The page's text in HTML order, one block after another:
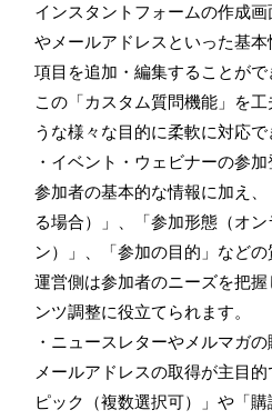
インスタントフォームの作成
やメールアドレスといった基
項目を追加・編集することがで
この「カスタム質問機能」を
うな様々な目的に柔軟に対応で
・イベント・ウェビナーの参加
参加者の基本的な情報に加え
る場合）」、「参加形態（オ
ン）」、「参加の目的」などの
運営側は参加者のニーズを把
ンツ調整に役立てられます。
・ニュースレターやメルマガ
メールアドレスの取得が主目
ピック（複数選択可）」や「